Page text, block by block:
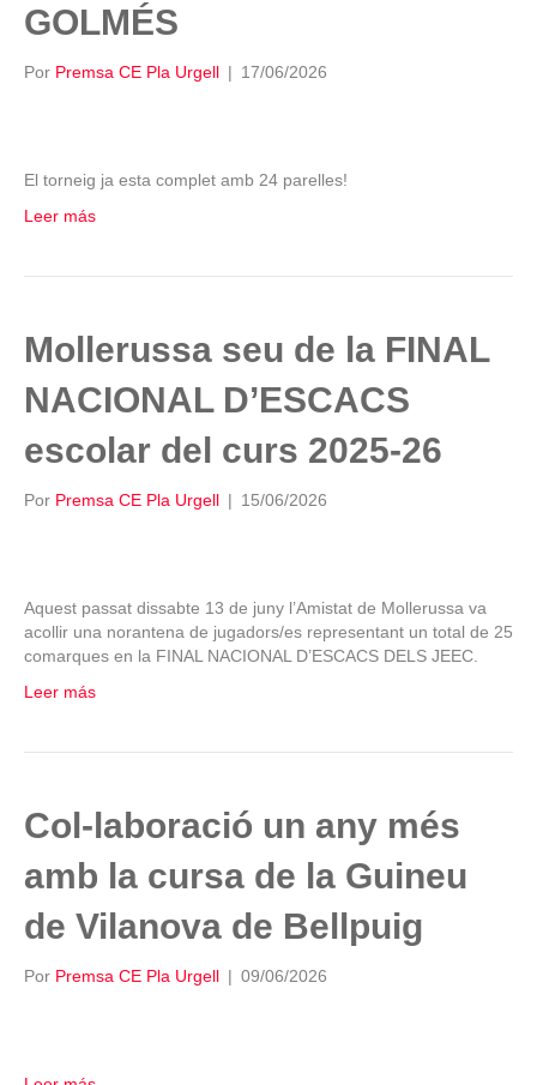
GOLMÉS
Por Premsa CE Pla Urgell | 17/06/2026
El torneig ja esta complet amb 24 parelles!
Leer más
Mollerussa seu de la FINAL
NACIONAL D’ESCACS
escolar del curs 2025-26
Por Premsa CE Pla Urgell | 15/06/2026
Aquest passat dissabte 13 de juny l’Amistat de Mollerussa va
acollir una norantena de jugadors/es representant un total de 25
comarques en la FINAL NACIONAL D’ESCACS DELS JEEC.
Leer más
Col-laboració un any més
amb la cursa de la Guineu
de Vilanova de Bellpuig
Por Premsa CE Pla Urgell | 09/06/2026